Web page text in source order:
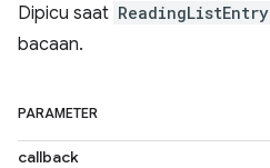
Dipicu saat ReadingListEntry
bacaan.
PARAMETER
callback